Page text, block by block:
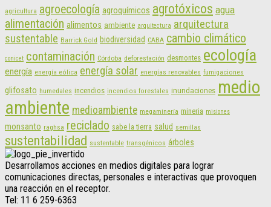
agricultura agroecología agroquímicos agrotóxicos agua
alimentación alimentos ambiente arquitectura arquitectura
sustentable Barrick Gold biodiversidad CABA cambio climático
conicet contaminación Córdoba deforestación desmontes ecología
energía energía eólica energía solar energías renovables fumigaciones
glifosato humedales incendios incendios forestales inundaciones medio
ambiente medioambiente megaminería mineria misiones
monsanto raghsa reciclado sabe la tierra salud semillas
sustentabilidad sustentable transgénicos árboles
Desarrollamos acciones en medios digitales para lograr
comunicaciones directas, personales e interactivas que provoquen
una reacción en el receptor.
Tel: 11 6 259-6363